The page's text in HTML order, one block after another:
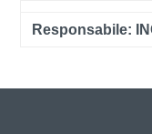
Responsabile: